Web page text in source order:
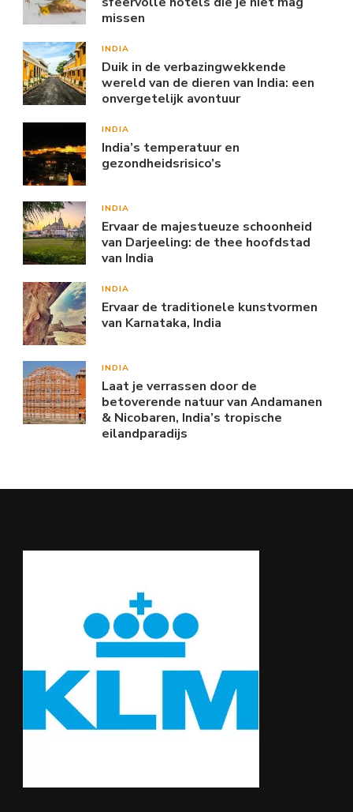
missen
INDIA
Duik in de verbazingwekkende
wereld van de dieren van India: een
onvergetelijk avontuur
INDIA
India’s temperatuur en
gezondheidsrisico’s
INDIA
Ervaar de majestueuze schoonheid
van Darjeeling: de thee hoofdstad
van India
INDIA
Ervaar de traditionele kunstvormen
van Karnataka, India
INDIA
Laat je verrassen door de
betoverende natuur van Andamanen
& Nicobaren, India’s tropische
eilandparadijs